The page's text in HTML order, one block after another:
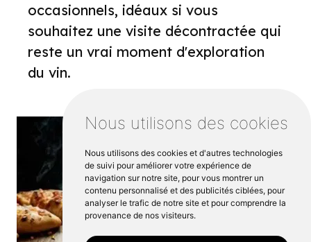
Nous utilisons des cookies
Nous utilisons des cookies et d'autres technologies
de suivi pour améliorer votre expérience de
navigation sur notre site, pour vous montrer un
contenu personnalisé et des publicités ciblées, pour
analyser le trafic de notre site et pour comprendre la
provenance de nos visiteurs.
occasionnels, idéaux si vous
souhaitez une visite décontractée qui
reste un vrai moment d'exploration
du vin.